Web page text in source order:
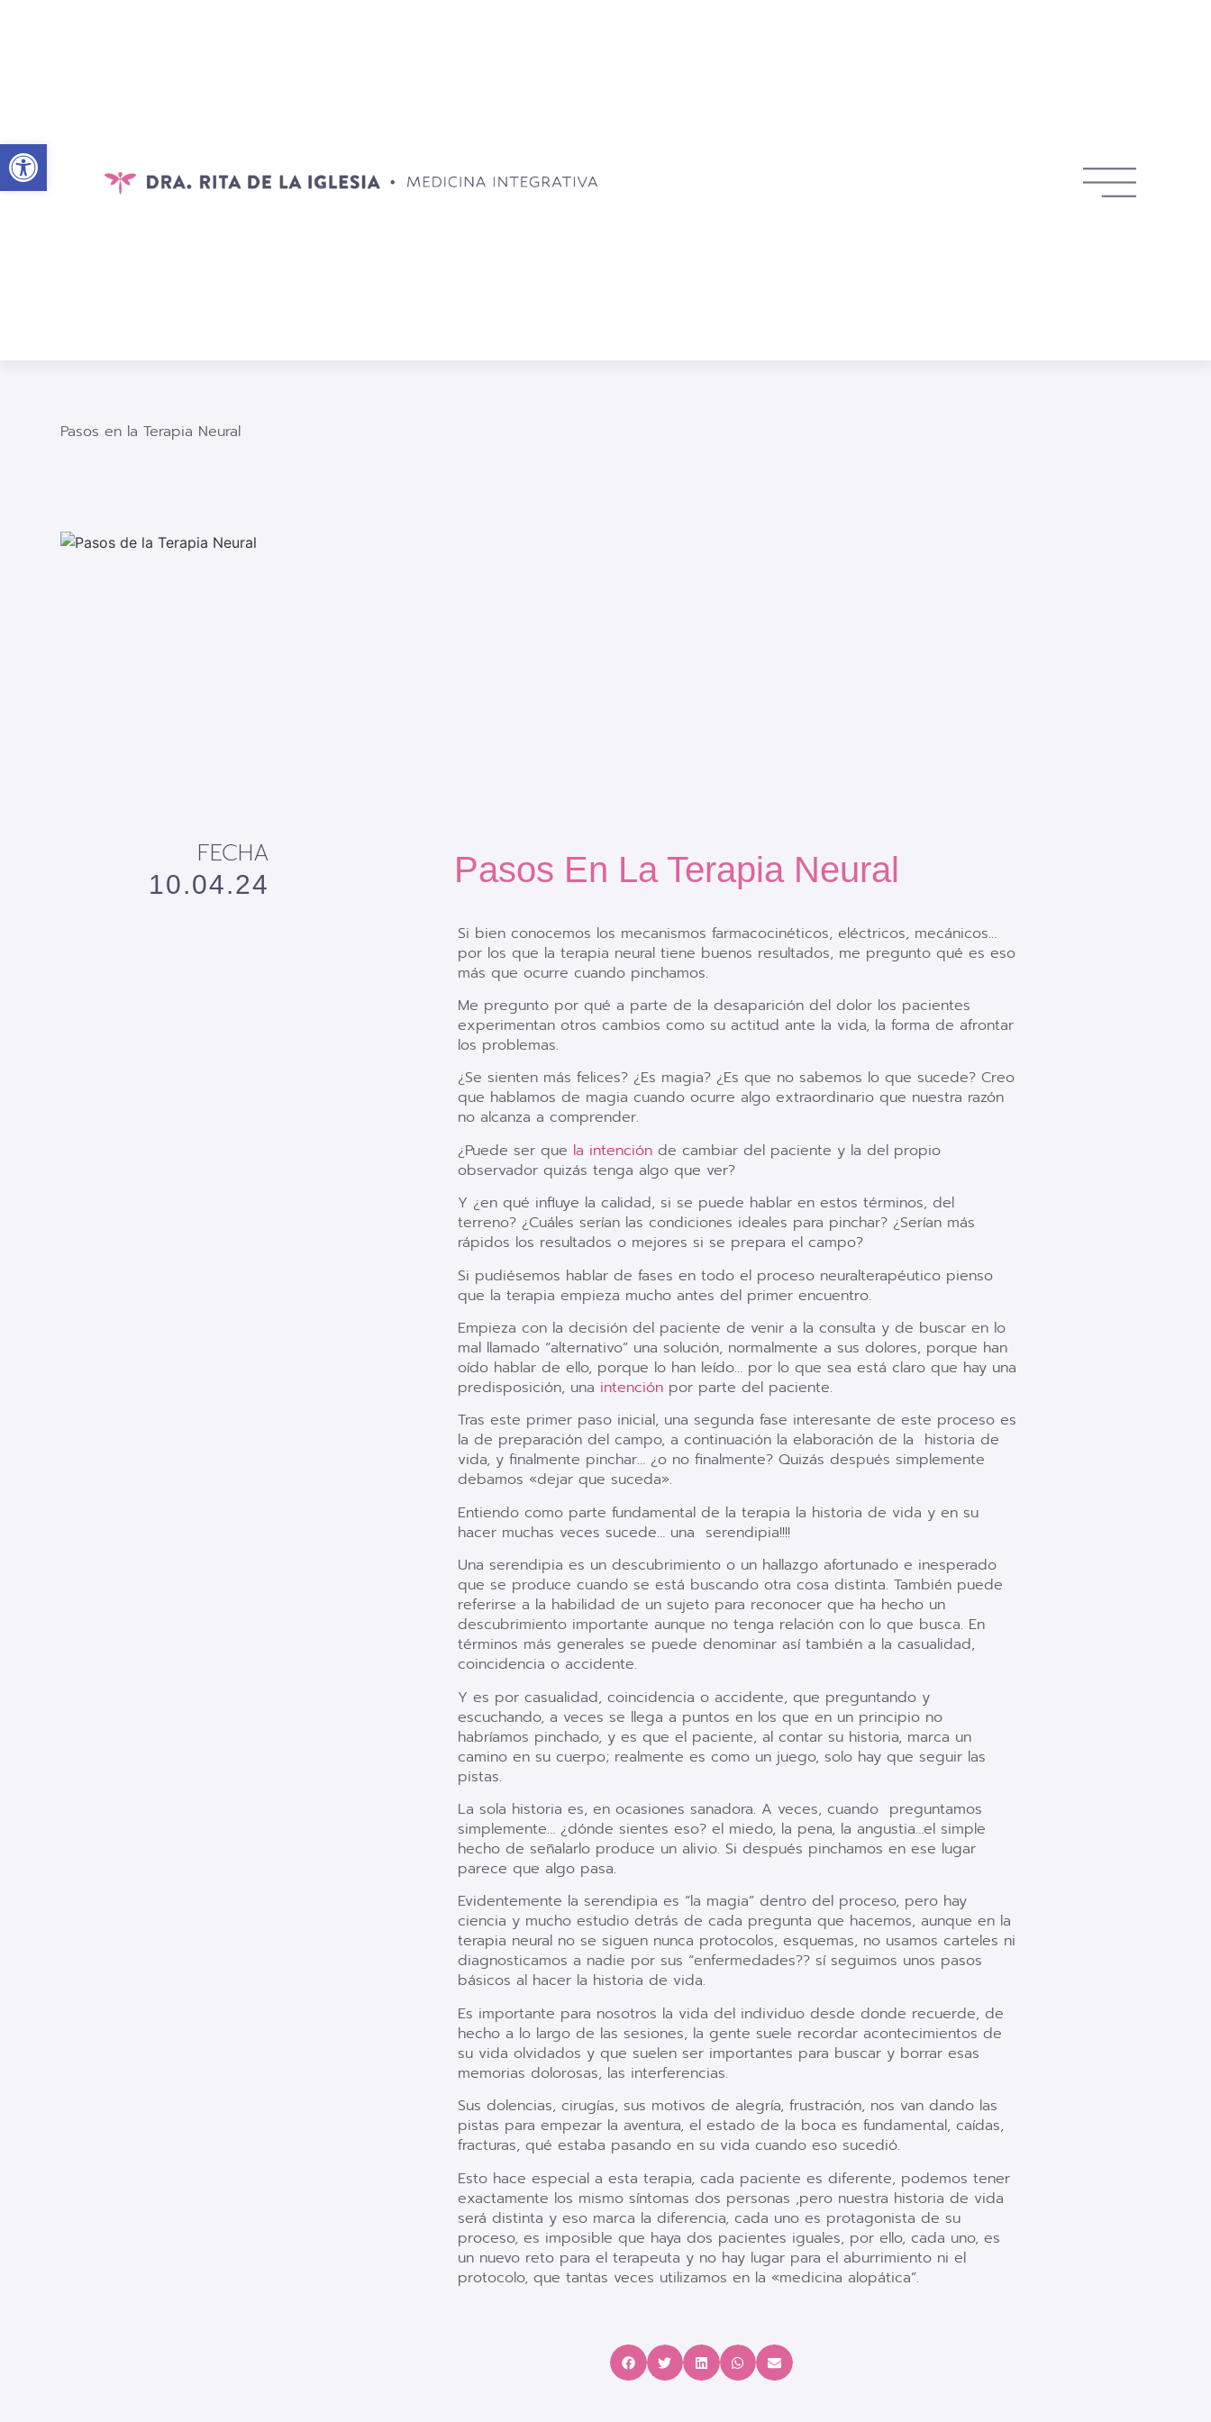
Pasos en la Terapia Neural
FECHA
10.04.24 Pasos En La Terapia Neural
Si bien conocemos los mecanismos farmacocinéticos, eléctricos, mecánicos…
por los que la terapia neural tiene buenos resultados, me pregunto qué es eso
más que ocurre cuando pinchamos.
Me pregunto por qué a parte de la desaparición del dolor los pacientes
experimentan otros cambios como su actitud ante la vida, la forma de afrontar
los problemas.
¿Se sienten más felices? ¿Es magia? ¿Es que no sabemos lo que sucede? Creo
que hablamos de magia cuando ocurre algo extraordinario que nuestra razón
no alcanza a comprender.
¿Puede ser que la intenciónde cambiar del paciente y la del propio
observador quizás tenga algo que ver?
Y ¿en qué influye la calidad, si se puede hablar en estos términos, del
terreno? ¿Cuáles serían las condiciones ideales para pinchar? ¿Serían más
rápidos los resultados o mejores si se prepara el campo?
Si pudiésemos hablar de fases en todo el proceso neuralterapéutico pienso
que la terapia empieza mucho antes del primer encuentro.
Empieza con la decisión del paciente de venir a la consulta y de buscar en lo
mal llamado “alternativo” una solución, normalmente a sus dolores, porque han
oído hablar de ello, porque lo han leído… por lo que sea está claro que hay una
predisposición, una intenciónpor parte del paciente.
Tras este primer paso inicial, una segunda fase interesante de este proceso es
la de preparación del campo, a continuación la elaboración de la historia de
vida, y finalmente pinchar… ¿o no finalmente? Quizás después simplemente
debamos «dejar que suceda».
Entiendo como parte fundamental de la terapia la historia de vida y en su
hacer muchas veces sucede… una serendipia!!!!
Una serendipia es un descubrimiento o un hallazgo afortunado e inesperado
que se produce cuando se está buscando otra cosa distinta. También puede
referirse a la habilidad de un sujeto para reconocer que ha hecho un
descubrimiento importante aunque no tenga relación con lo que busca. En
términos más generales se puede denominar así también a la casualidad,
coincidencia o accidente.
Y es por casualidad, coincidencia o accidente, que preguntando y
escuchando, a veces se llega a puntos en los que en un principio no
habríamos pinchado, y es que el paciente, al contar su historia, marca un
camino en su cuerpo; realmente es como un juego, solo hay que seguir las
pistas.
La sola historia es, en ocasiones sanadora. A veces, cuando preguntamos
simplemente… ¿dónde sientes eso? el miedo, la pena, la angustia…el simple
hecho de señalarlo produce un alivio. Si después pinchamos en ese lugar
parece que algo pasa.
Evidentemente la serendipia es “la magia” dentro del proceso, pero hay
ciencia y mucho estudio detrás de cada pregunta que hacemos, aunque en la
terapia neural no se siguen nunca protocolos, esquemas, no usamos carteles ni
diagnosticamos a nadie por sus “enfermedades?? sí seguimos unos pasos
básicos al hacer la historia de vida.
Es importante para nosotros la vida del individuo desde donde recuerde, de
hecho a lo largo de las sesiones, la gente suele recordar acontecimientos de
su vida olvidados y que suelen ser importantes para buscar y borrar esas
memorias dolorosas, las interferencias.
Sus dolencias, cirugías, sus motivos de alegría, frustración, nos van dando las
pistas para empezar la aventura, el estado de la boca es fundamental, caídas,
fracturas, qué estaba pasando en su vida cuando eso sucedió.
Esto hace especial a esta terapia, cada paciente es diferente, podemos tener
exactamente los mismo síntomas dos personas ,pero nuestra historia de vida
será distinta y eso marca la diferencia, cada uno es protagonista de su
proceso, es imposible que haya dos pacientes iguales, por ello, cada uno, es
un nuevo reto para el terapeuta y no hay lugar para el aburrimiento ni el
protocolo, que tantas veces utilizamos en la «medicina alopática”.
Abrir barra de herramientas